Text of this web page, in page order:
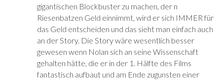
gigantischen Blockbuster zu machen, der n
Riesenbatzen Geld einnimmt, wird er sich IMMER für
das Geld entscheiden und das sieht man einfach auch
an der Story. Die Story wäre wesentlich besser
gewesen wenn Nolan sich an seine Wissenschaft
gehalten hätte, die er in der 1. Hälfte des Films
fantastisch aufbaut und am Ende zugunsten einer